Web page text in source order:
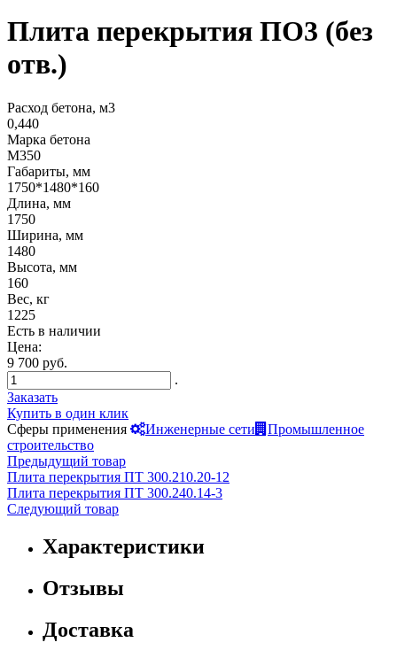
Плита перекрытия ПО3 (без
отв.)
Расход бетона, м3
0,440
Марка бетона
М350
Габариты, мм
1750*1480*160
Длина, мм
1750
Ширина, мм
1480
Высота, мм
160
Вес, кг
1225
Есть в наличии
Цена:
9 700 руб.
.
Заказать
Купить в один клик
Сферы применения
Инженерные сети
Промышленное
строительство
Предыдущий товар
Плита перекрытия ПТ 300.210.20-12
Плита перекрытия ПТ 300.240.14-3
Следующий товар
Характеристики
Отзывы
Доставка